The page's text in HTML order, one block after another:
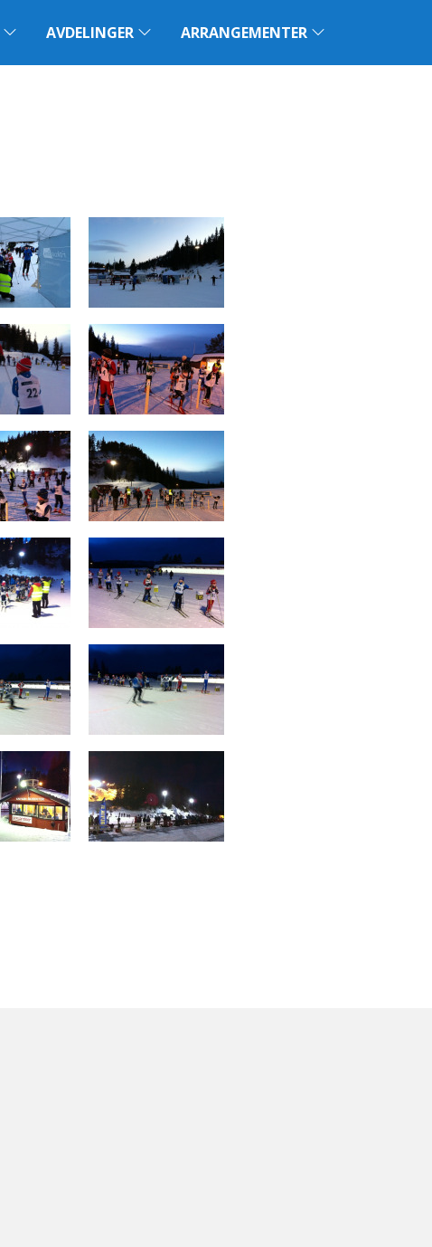
AVDELINGER ARRANGEMENTER